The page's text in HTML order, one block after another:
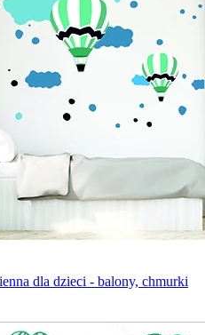
dla dzieci - balony, chmurki